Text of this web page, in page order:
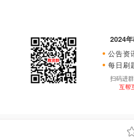
2024
公告资
每日刷
扫码进
互帮